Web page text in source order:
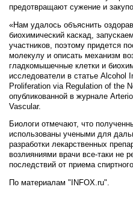
предотвращают сужение и
«Нам удалось объяснить
биохимический каскад,
участников, поэтому придется
молекулу и описать механизм
гладкомышечные клетки и
исследователи в статье Alcohol
Proliferation via Regulation of the
опубликованной в журнале
Vascular.
Биологи отмечают, что
использованы учеными для
разработки лекарственных
возлияниями врачи все-таки не
последствий от приема
По материалам "INFOX.ru".